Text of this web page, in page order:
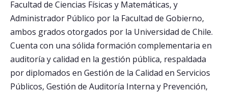
Facultad de Ciencias Físicas y Matemáticas, y
Administrador Público por la Facultad de Gobierno,
ambos grados otorgados por la Universidad de Chile.
Cuenta con una sólida formación complementaria en
auditoría y calidad en la gestión pública, respaldada
por diplomados en Gestión de la Calidad en Servicios
Públicos, Gestión de Auditoría Interna y Prevención,